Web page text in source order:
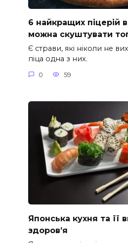
6 найкращих піцерій
можна скуштувати
Є страви, які ніколи не
піца одна з них.
0 59
Японська кухня та її
здоров’я